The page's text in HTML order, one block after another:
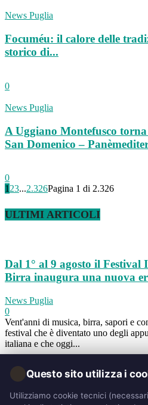
News Puglia
Focuméu: il calore delle
storico di...
0
News Puglia
A Uggiano Montefusco torna
San Domenico –
0
1 23...2.326Pagina 1 di 2.326
ULTIMI ARTICOLI
Dal 1° al 9 agosto il Festival
Birra inaugura una nuova
News Puglia
0
Vent'anni di musica, birra, sapori e
festival che è diventato uno degli
italiana e che oggi...
Pasqualino Gourmet 2026:
festa del panino simbolo
Questo sito utilizza i
Utilizziamo cookie tecnici